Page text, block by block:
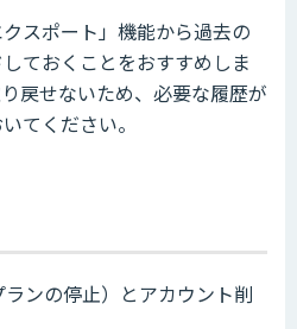
スポート」機能から過去の
ておくことをおすすめしま
戻せないため、必要な履歴が
てください。
ンの停止）とアカウント削